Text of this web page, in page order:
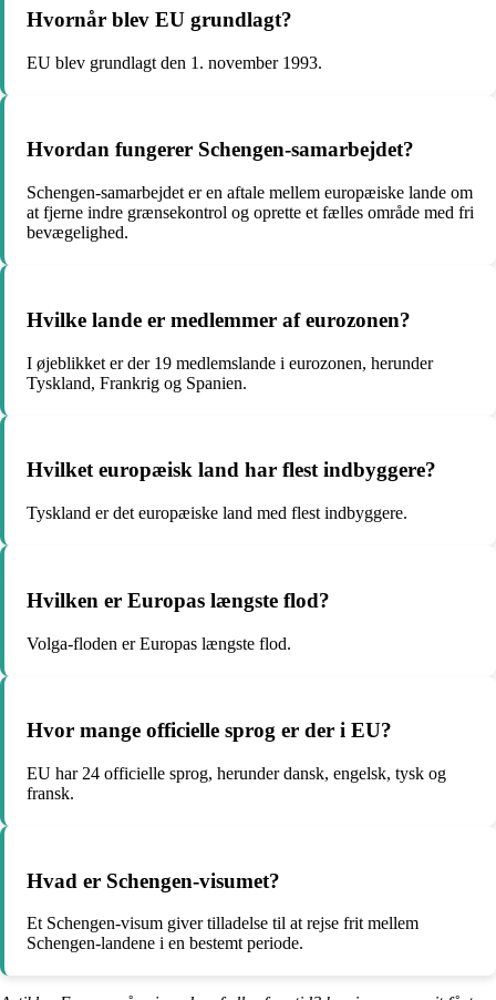
Hvornår blev EU grundlagt?
EU blev grundlagt den 1. november 1993.
Hvordan fungerer Schengen-samarbejdet?
Schengen-samarbejdet er en aftale mellem europæiske lande om
at fjerne indre grænsekontrol og oprette et fælles område med fri
bevægelighed.
Hvilke lande er medlemmer af eurozonen?
I øjeblikket er der 19 medlemslande i eurozonen, herunder
Tyskland, Frankrig og Spanien.
Hvilket europæisk land har flest indbyggere?
Tyskland er det europæiske land med flest indbyggere.
Hvilken er Europas længste flod?
Volga-floden er Europas længste flod.
Hvor mange officielle sprog er der i EU?
EU har 24 officielle sprog, herunder dansk, engelsk, tysk og
fransk.
Hvad er Schengen-visumet?
Et Schengen-visum giver tilladelse til at rejse frit mellem
Schengen-landene i en bestemt periode.